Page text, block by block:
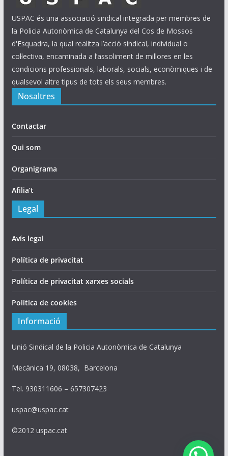
USPAC és una associació sindical integrada per membres de
la Policia Autonòmica de Catalunya del Cos de Mossos
d'Esquadra, la qual realitza l’acció sindical, individual o
col·lectiva, encaminada a l’assoliment de millores en les
condicions professionals, laborals, socials, econòmiques i de
qualsevol altre tipus de tots els seus membres.
Nosaltres
Contactar
Qui som
Organigrama
Afilia’t
Legal
Avís legal
Política de privacitat
Política de privacitat xarxes socials
Política de cookies
Informació
Unió Sindical de la Policia Autonòmica de Catalunya
Mecànica 19, 08038, Barcelona
Tel. 930311606 – 657307423
uspac@uspac.cat
©2012 uspac.cat